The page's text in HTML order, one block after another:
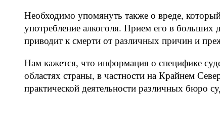
Необходимо упомянуть также о вреде,
употребление алкоголя. Прием его в больших
приводит к смерти от различных причин и
Нам кажется, что информация о специфике
областях страны, в частности на Крайнем
практической деятельности различных бюро